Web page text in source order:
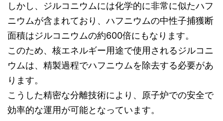
しかし、ジルコニウムには化学的に非常に似たハフ
ニウムが含まれており、ハフニウムの中性子捕獲断
面積はジルコニウムの約600倍にもなります。
このため、核エネルギー用途で使用されるジルコニ
ウムは、精製過程でハフニウムを除去する必要があ
ります。
こうした精密な分離技術により、原子炉での安全で
効率的な運用が可能となっています。